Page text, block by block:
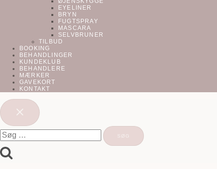
EYELINER
BRYN
FUGTSPRAY
MASCARA
SELVBRUNER
TILBUD
BOOKING
BEHANDLINGER
KUNDEKLUB
BEHANDLERE
MÆRKER
GAVEKORT
KONTAKT
Søg
efter: